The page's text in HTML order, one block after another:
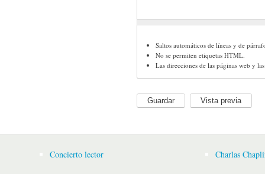
Saltos automáticos de líneas y de
No se permiten etiquetas HTML.
Las direcciones de las páginas web y
Concierto lector Charlas